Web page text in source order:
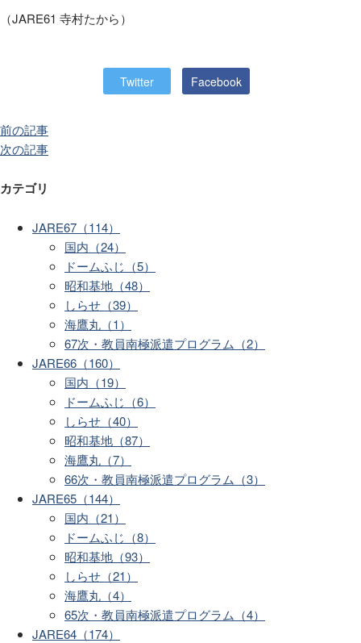
（JARE61 寺村たから）
Twitter Facebook
前の記事
次の記事
カテゴリ
JARE67（114）
国内（24）
ドームふじ（5）
昭和基地（48）
しらせ（39）
海鷹丸（1）
67次・教員南極派遣プログラム（2）
JARE66（160）
国内（19）
ドームふじ（6）
しらせ（40）
昭和基地（87）
海鷹丸（7）
66次・教員南極派遣プログラム（3）
JARE65（144）
国内（21）
ドームふじ（8）
昭和基地（93）
しらせ（21）
海鷹丸（4）
65次・教員南極派遣プログラム（4）
JARE64（174）